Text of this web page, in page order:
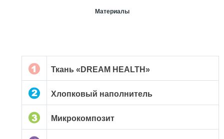
Материалы
Ткань «DREAM HEALTH»
Хлопковый наполнитель
Микрокомпозит